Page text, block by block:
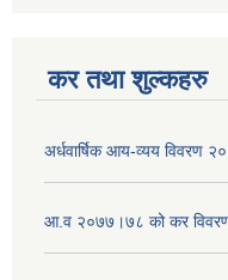
कर तथा शुल्कहरु
अर्धवार्षिक आय-व्यय विवरण
आ.व २०७७।७८ को कर